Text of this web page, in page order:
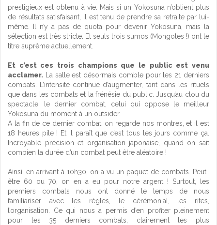
prestigieux est obtenu à vie. Mais si un Yokosuna n’obtient plus
de résultats satisfaisant, il est tenu de prendre sa retraite par lui-
même. Il n’y a pas de quota pour devenir Yokosuna, mais la
sélection est très stricte. Et seuls trois sumos (Mongoles !) ont le
titre suprême actuellement.
Et c’est ces trois champions que le public est venu
acclamer. La salle est désormais comble pour les 21 derniers
combats. L’intensité continue d’augmenter, tant dans les rituels
que dans les combats et la frénésie du public. Jusqu’au clou du
spectacle, le dernier combat, celui qui oppose le meilleur
Yokosuna du moment à un outsider.
A la fin de ce dernier combat, on regarde nos montres, et il est
18 heures pile ! Et il paraît que c’est tous les jours comme ça.
Incroyable précision et organisation japonaise, quand on sait
combien la durée d’un combat peut être aléatoire !
Ainsi, en arrivant à 10h30, on a vu un paquet de combats. Peut-
être 60 ou 70, on en a eu pour notre argent ! Surtout, les
premiers combats nous ont donné le temps de nous
familiariser avec les règles, le cérémonial, les rites,
l’organisation. Ce qui nous a permis d’en profiter pleinement
pour les 35 derniers combats, clairement les plus